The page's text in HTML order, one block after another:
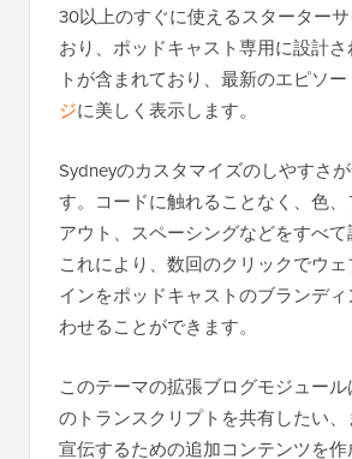
30以上のすぐに使えるスターター
おり、ポッドキャスト専用に設計
トが含まれており、最新のエピソー
ジに美しく表示します。
Sydneyのカスタマイズのしやすさ
す。コードに触れることなく、色
アウト、スペーシングなどをすべて
これにより、数回のクリックでウ
インをポッドキャストのブランデ
わせることができます。
このテーマの拡張ブログモジュー
のトランスクリプトを共有したい
宣伝するための追加コンテンツを